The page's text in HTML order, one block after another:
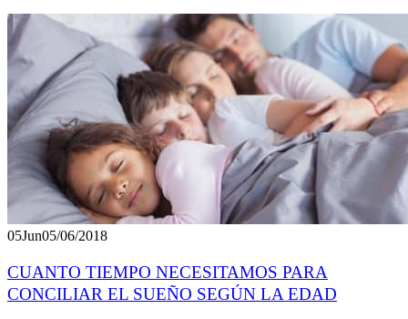
05Jun05/06/2018
CUANTO TIEMPO NECESITAMOS PARA
CONCILIAR EL SUEÑO SEGÚN LA EDAD